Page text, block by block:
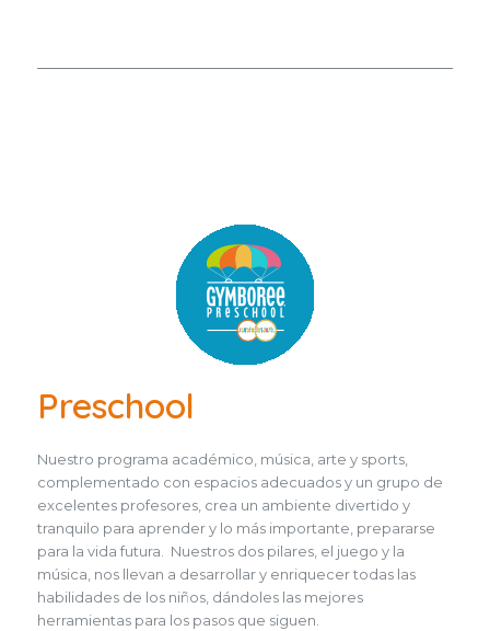
Preschool
Nuestro programa académico, música, arte y sports,
complementado con espacios adecuados y un grupo de
excelentes profesores, crea un ambiente divertido y
tranquilo para aprender y lo más importante, prepararse
para la vida futura. Nuestros dos pilares, el juego y la
música, nos llevan a desarrollar y enriquecer todas las
habilidades de los niños, dándoles las mejores
herramientas para los pasos que siguen.